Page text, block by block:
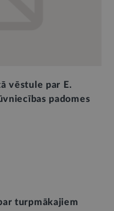
vēstule par E.
padomes
turpmākajiem